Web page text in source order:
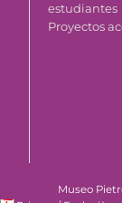
estudiantes
Proyectos
Museo